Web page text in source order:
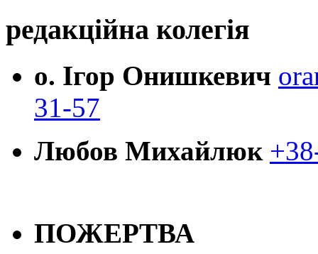
редакційна колегія
о. Ігор Онишкевич
31-57
Любов Михайлюк
ПОЖЕРТВА